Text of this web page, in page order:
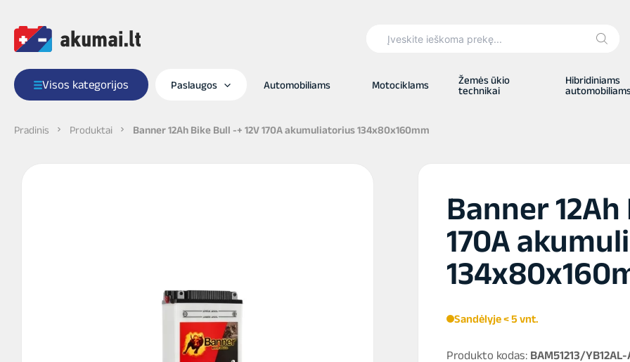
prie
turinio
Visos kategorijos Paslaugos Automobiliams Motociklams
Žemės ūkio
technikai
Hibridiniams
Pradinis Produktai Banner 12Ah Bike Bull -+ 12V 170A akumuliatorius 134x80x160mm
Banner 12Ah
170A
Sandėlyje < 5 vnt.
Produkto kodas: BAM51213/YB12AL-